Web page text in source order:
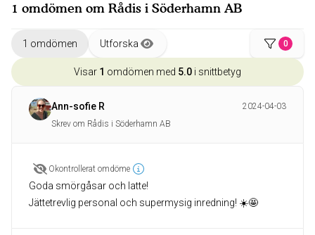
1 omdömen om Rådis i Söderhamn AB
1 omdömen Utforska 0
Visar 1 omdömen med 5.0 i snittbetyg
Ann-sofie R
2024-04-03
Skrev om Rådis i Söderhamn AB
Okontrollerat omdöme
Goda smörgåsar och latte!
Jättetrevlig personal och supermysig inredning! ☀️🤩